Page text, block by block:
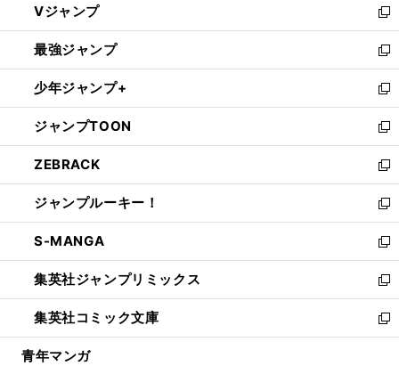
ィ
ン
ド
ウ
で
開
く
い
ウ
ィ
ン
ド
ウ
で
開
く
Vジャンプ
新
し
い
ウ
ィ
ン
ド
ウ
で
開
く
最強ジャンプ
新
し
い
ウ
ィ
ン
ド
ウ
で
開
く
少年ジャンプ+
新
し
い
ウ
ィ
ン
ド
ウ
で
開
く
ジャンプTOON
新
し
い
ウ
ィ
ン
ド
ウ
で
開
く
ZEBRACK
新
し
い
ウ
ィ
ン
ド
ウ
で
開
ジャンプルーキー！
新
し
い
ウ
ィ
ン
ド
ウ
S-MANGA
新
し
い
ウ
ィ
ン
集英社ジャンプリミックス
新
し
い
ウ
集英社コミック文庫
新
し
青年マンガ